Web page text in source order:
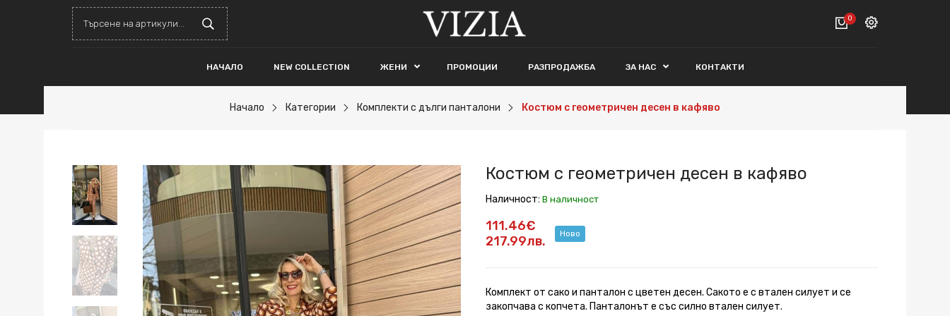
0
ВАШАТА КОЛИЧКА Е ПРАЗНА.
Общо :
НАЧАЛО NEW COLLECTION ЖЕНИ ПРОМОЦИИ РАЗПРОДАЖБА ЗА НАС КОНТАКТИ
Начало Категории Комплекти с дълги панталони Костюм с геометричен десен в кафяво
Костюм с геометричен десен в кафяво
Наличност: В наличност
111.46€
217.99лв.
Ново
Комплект от сако и панталон с цветен десен. Сакото е с втален силует и се
закопчава с копчета. Панталонът е със силно втален силует.